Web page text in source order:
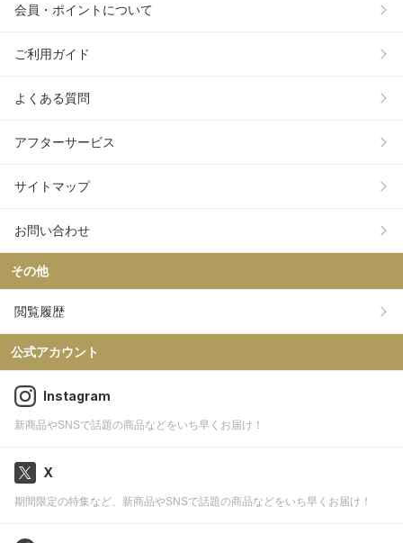
会員・ポイントについて
ご利用ガイド
よくある質問
アフターサービス
サイトマップ
お問い合わせ
その他
閲覧履歴
公式アカウント
Instagram
新商品やSNSで話題の商品などをいち早くお届け！
X
期間限定の特集など、新商品やSNSで話題の商品などをいち早くお届け！